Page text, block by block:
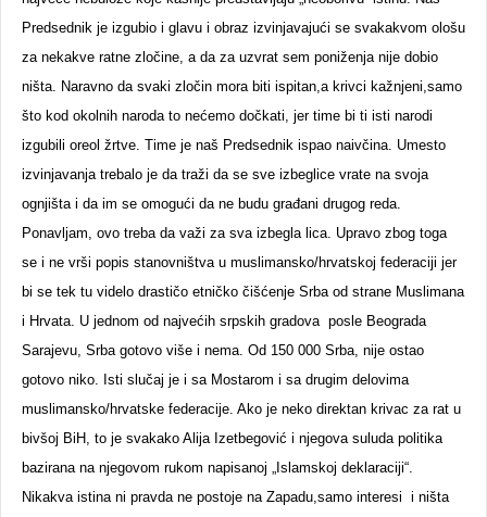
Predsednik je izgubio i glavu i obraz izvinjavajući se svakakvom ološu
za nekakve ratne zločine, a da za uzvrat sem poniženja nije dobio
ništa. Naravno da svaki zločin mora biti ispitan,a krivci kažnjeni,samo
što kod okolnih naroda to nećemo dočkati, jer time bi ti isti narodi
izgubili oreol žrtve. Time je naš Predsednik ispao naivčina. Umesto
izvinjavanja trebalo je da traži da se sve izbeglice vrate na svoja
ognjišta i da im se omogući da ne budu građani drugog reda.
Ponavljam, ovo treba da važi za sva izbegla lica. Upravo zbog toga
se i ne vrši popis stanovništva u muslimansko/hrvatskoj federaciji jer
bi se tek tu videlo drastičo etničko čišćenje Srba od strane Muslimana
i Hrvata. U jednom od najvećih srpskih gradova posle Beograda
Sarajevu, Srba gotovo više i nema. Od 150 000 Srba, nije ostao
gotovo niko. Isti slučaj je i sa Mostarom i sa drugim delovima
muslimansko/hrvatske federacije. Ako je neko direktan krivac za rat u
bivšoj BiH, to je svakako Alija Izetbegović i njegova suluda politika
bazirana na njegovom rukom napisanoj „Islamskoj deklaraciji“.
Nikakva istina ni pravda ne postoje na Zapadu,samo interesi i ništa